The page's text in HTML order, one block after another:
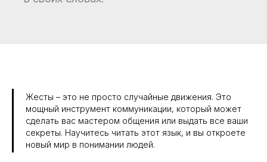
Жесты – это не просто случайные движения. Это
мощный инструмент коммуникации, который может
сделать вас мастером общения или выдать все ваши
секреты. Научитесь читать этот язык, и вы откроете
новый мир в понимании людей.